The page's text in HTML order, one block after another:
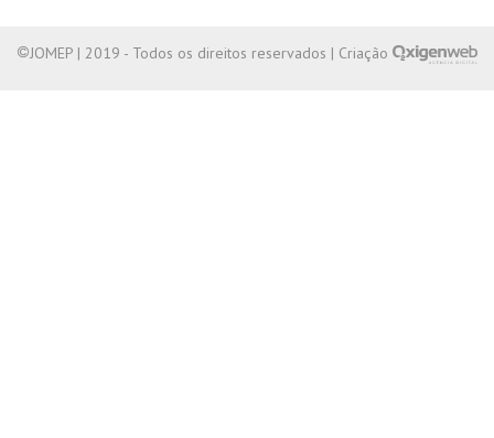
JOMEP | 2019 - Todos os direitos reservados | Criação